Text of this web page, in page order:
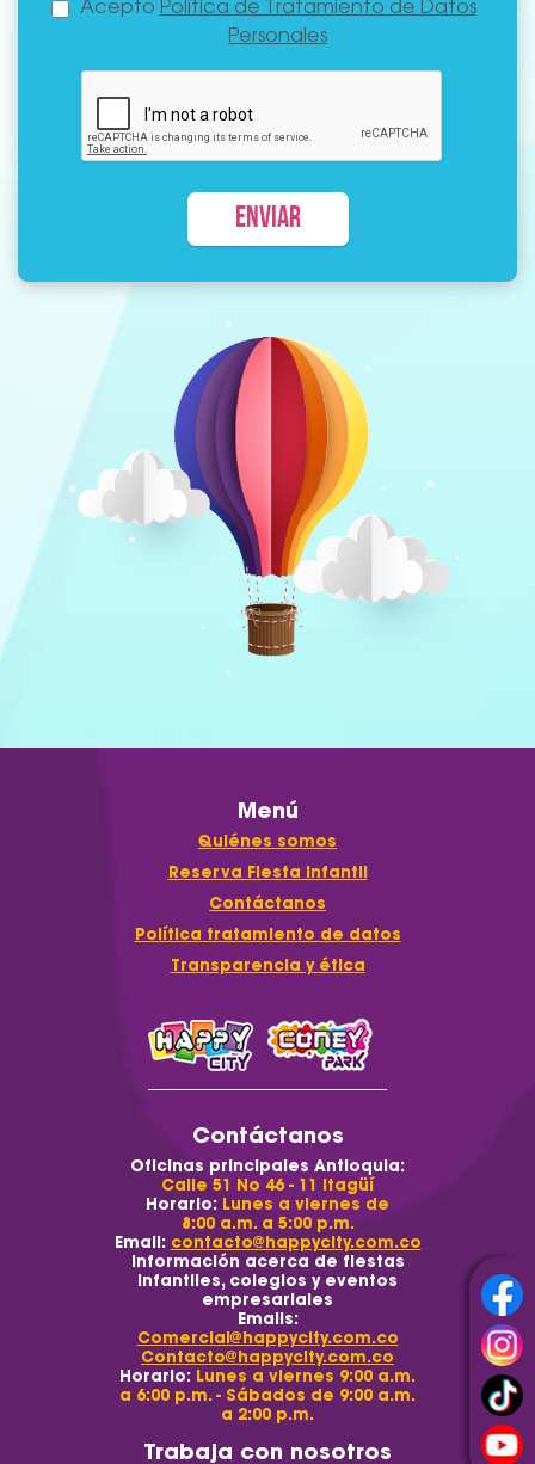
Acepto Política de Tratamiento de Datos
Personales
Menú
Quiénes somos
Reserva Fiesta Infantil
Contáctanos
Política tratamiento de datos
Transparencia y ética
Contáctanos
Oficinas principales Antioquia:
Calle 51 No 46 - 11 Itagüí
Horario: Lunes a viernes de
8:00 a.m. a 5:00 p.m.
Email: contacto@happycity.com.co
Información acerca de fiestas
infantiles, colegios y eventos
empresariales
Emails:
Comercial@happycity.com.co
Contacto@happycity.com.co
Horario: Lunes a viernes 9:00 a.m.
a 6:00 p.m. - Sábados de 9:00 a.m.
a 2:00 p.m.
Trabaja con nosotros